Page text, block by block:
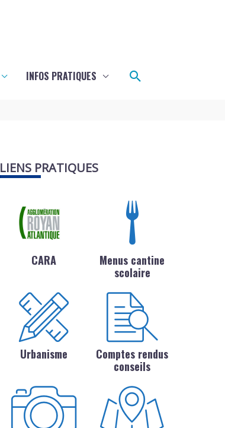
INFOS PRATIQUES Rechercher
LIENS PRATIQUES
CARA
Menus cantine
scolaire
Urbanisme
Comptes rendus
conseils